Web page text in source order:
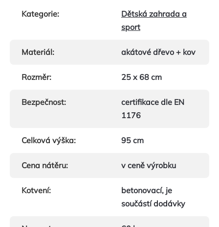
Kategorie:
Dětská zahrada a
sport
Materiál: akátové dřevo + kov
Rozměr: 25 x 68 cm
Bezpečnost:
certifikace dle EN
1176
Celková výška: 95 cm
Cena nátěru: v ceně výrobku
Kotvení:
betonovací, je
součástí dodávky